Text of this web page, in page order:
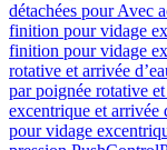
détachées pour Avec
finition pour vidage
finition pour vidage
rotative et arrivée
par poignée rotative et
excentrique et arrivée
pour vidage